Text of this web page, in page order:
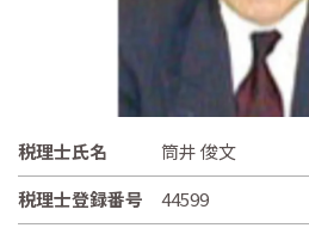
税理士氏名
筒井 俊文
税理士登録番号
44599